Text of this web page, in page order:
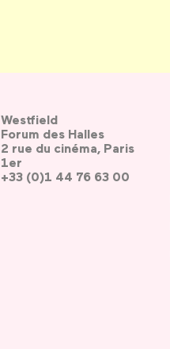
Westfield
Forum des Halles
2 rue du cinéma, Paris
1er
+33 (0)1 44 76 63 00